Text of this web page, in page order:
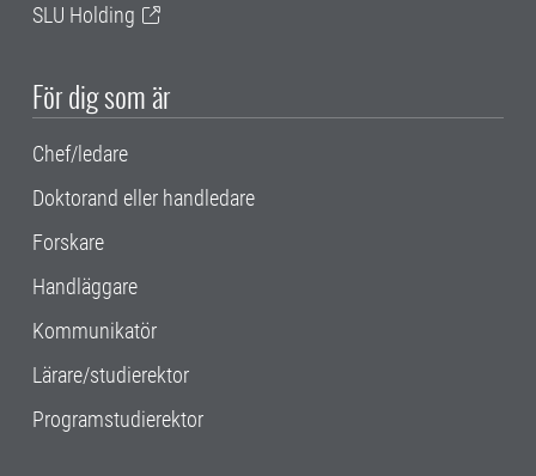
SLU Holding
För dig som är
Chef/ledare
Doktorand eller handledare
Forskare
Handläggare
Kommunikatör
Lärare/studierektor
Programstudierektor